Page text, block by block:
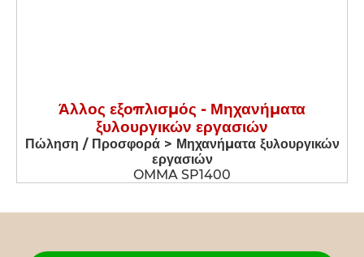
Άλλος εξοπλισμός - Μηχανήματα
ξυλουργικών εργασιών
Πώληση / Προσφορά > Μηχανήματα ξυλουργικών
εργασιών
OMMA SP1400